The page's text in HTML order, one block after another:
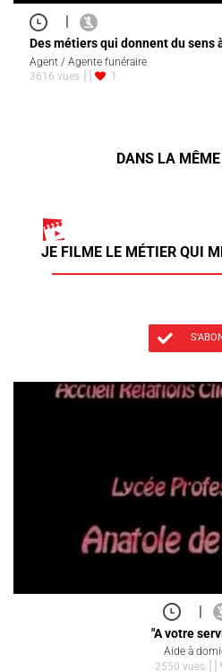
|
Des métiers qui donnent du sens
Agent / Agente funéraire
3616 vues
1
DANS LA
JE FILME LE MÉTIER QUI
|
"A votre
Aide à
2550 vues